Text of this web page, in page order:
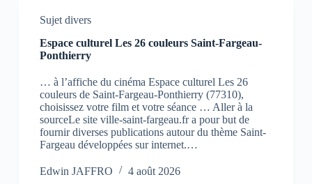
Sujet divers
Espace culturel Les 26 couleurs Saint-Fargeau-
Ponthierry
… à l’affiche du cinéma Espace culturel Les 26
couleurs de Saint-Fargeau-Ponthierry (77310),
choisissez votre film et votre séance … Aller à la
sourceLe site ville-saint-fargeau.fr a pour but de
fournir diverses publications autour du thème Saint-
Fargeau développées sur internet.…
Edwin JAFFRO 4 août 2026